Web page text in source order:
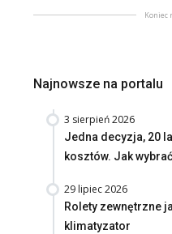
Koniec
Najnowsze na portalu
3 sierpień 2026
Jedna decyzja, 20
kosztów. Jak
29 lipiec 2026
Rolety zewnętrzne
klimatyzator